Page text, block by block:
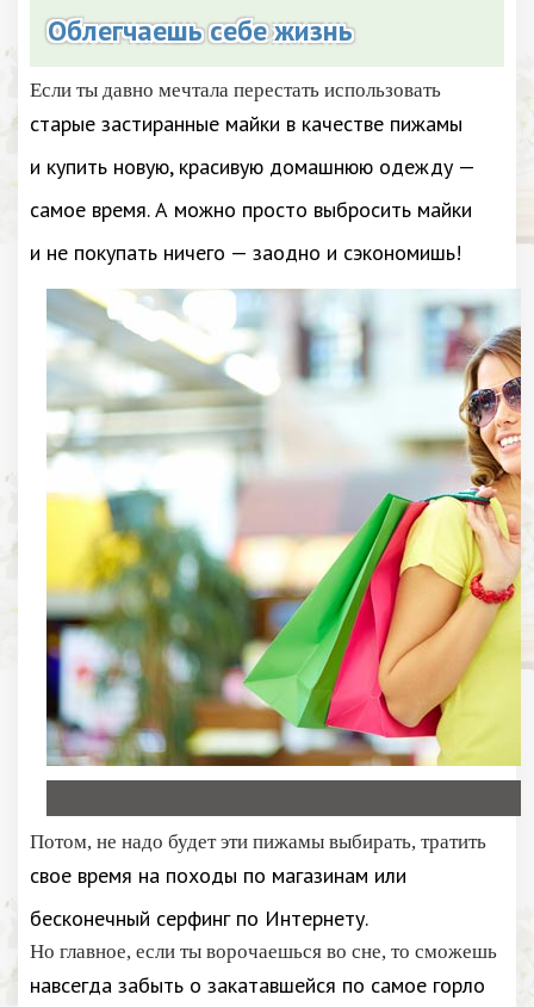
Облегчаешь себе жизнь
Если ты давно мечтала перестать использовать
старые застиранные майки в качестве пижамы
и купить новую, красивую домашнюю одежду —
самое время. А можно просто выбросить майки
и не покупать ничего — заодно и сэкономишь!
Потом, не надо будет эти пижамы выбирать, тратить
свое время на походы по магазинам или
бесконечный серфинг по Интернету.
Но главное, если ты ворочаешься во сне, то сможешь
навсегда забыть о закатавшейся по самое горло